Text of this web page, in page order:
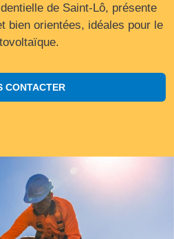
de Saint-Lô, présente
bien orientées, idéales pour le
CONTACTER